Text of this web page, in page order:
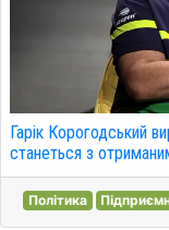
Гарік Корогодський
станеться з
Політика